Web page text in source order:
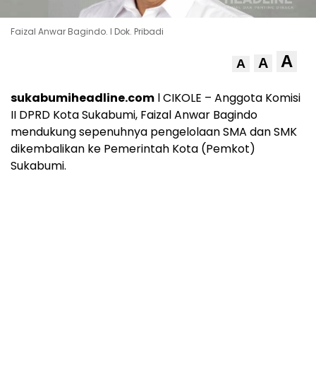
Faizal Anwar Bagindo. l Dok. Pribadi
A A A
sukabumiheadline.com l CIKOLE – Anggota Komisi
II DPRD Kota Sukabumi, Faizal Anwar Bagindo
mendukung sepenuhnya pengelolaan SMA dan SMK
dikembalikan ke Pemerintah Kota (Pemkot)
Sukabumi.